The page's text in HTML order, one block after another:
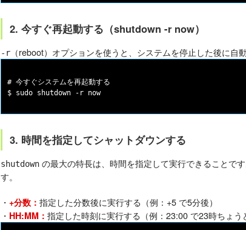
2. 今すぐ再起動する（shutdown -r now）
-r （reboot）オプションを使うと、システムを停止した後に自
# 今すぐシステムを再起動する
3. 時間を指定してシャットダウンする
shutdown の最大の特長は、時間を指定して実行できることで
す。
・ +分数： 指定した分数後に実行する（例：+5 で5分後）
・ HH:MM： 指定した時刻に実行する（例：23:00 で23時ちょう